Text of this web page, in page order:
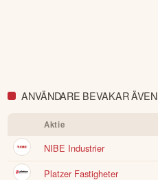
ANVÄNDARE BEVAKAR ÄVEN
Aktie
NIBE Industrier
Platzer Fastigheter